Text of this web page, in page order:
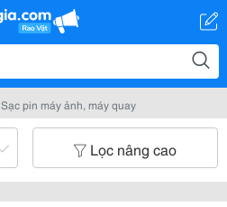
Sạc pin máy ảnh, máy quay
Lọc nâng cao